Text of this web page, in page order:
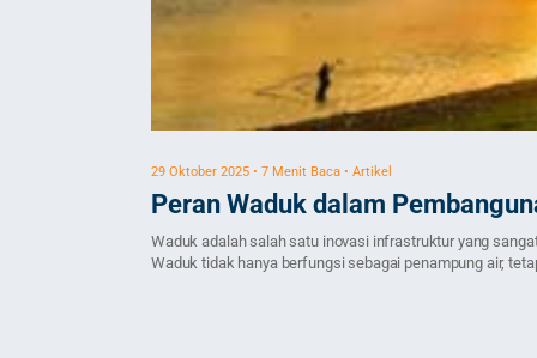
29 Oktober 2025 • 7 Menit Baca • Artikel
Peran Waduk dalam
Waduk adalah salah satu inovasi infrastruktur yang
Waduk tidak hanya berfungsi sebagai penampung air,